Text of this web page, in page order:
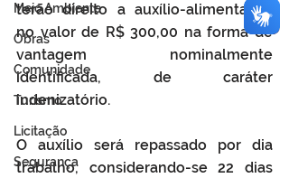
Meio Ambiente
Obras
Comunidade
Turismo
Licitação
Segurança
terão direito a auxílio-alimentação
no valor de R$ 300,00 na forma de
vantagem nominalmente
identificada, de caráter
indenizatório.
O auxílio será repassado por dia
trabalho, considerando-se 22 dias